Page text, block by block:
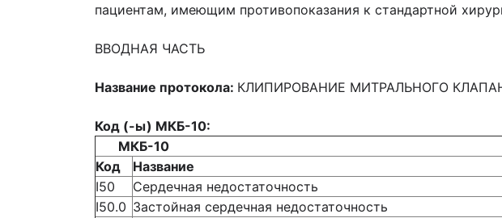
пациентам, имеющим противопоказания к стандартной
ВВОДНАЯ ЧАСТЬ
Название протокола: КЛИПИРОВАНИЕ МИТРАЛЬНОГО
Код (-ы) МКБ-10:
МКБ-10
Код
Название
I50
Сердечная недостаточность
I50.0 Застойная сердечная недостаточность